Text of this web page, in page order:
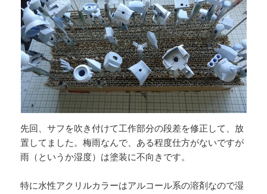
先回、サフを吹き付けて工作部分の段差を修正して、放
置してました。梅雨なんで、ある程度仕方がないですが
雨（というか湿度）は塗装に不向きです。
特に水性アクリルカラーはアルコール系の溶剤なので湿